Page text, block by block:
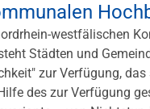
westfälischen
Städten und
zur Verfügung,
des zur Verfügung